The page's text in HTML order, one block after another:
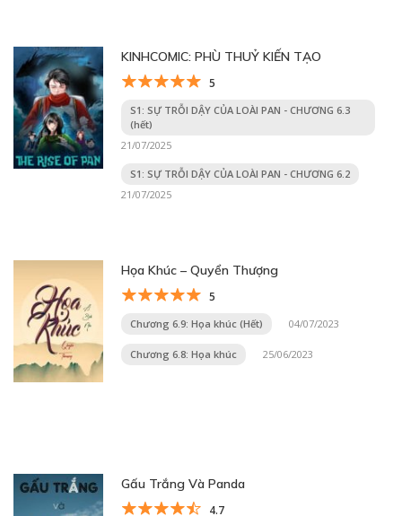
KINHCOMIC: PHÙ THUỶ KIẾN TẠO
5
S1: SỰ TRỖI DẬY CỦA LOÀI PAN - CHƯƠNG 6.3
(hết)
21/07/2025
S1: SỰ TRỖI DẬY CỦA LOÀI PAN - CHƯƠNG 6.2
21/07/2025
Họa Khúc – Quyển Thượng
5
Chương 6.9: Họa khúc (Hết) 04/07/2023
Chương 6.8: Họa khúc 25/06/2023
Gấu Trắng Và Panda
4.7